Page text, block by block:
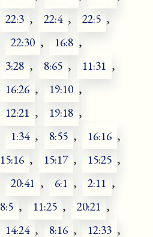
22:3 , 22:4 , 22:5 ,
22:30 , 16:8 ,
3:28 , 8:65 , 11:31 ,
16:26 , 19:10 ,
12:21 , 19:18 ,
1:34 , 8:55 , 16:16 ,
15:16 , 15:17 , 15:25 ,
20:41 , 6:1 , 2:11 ,
8:5 , 11:25 , 20:21 ,
14:24 , 8:16 , 12:33 ,